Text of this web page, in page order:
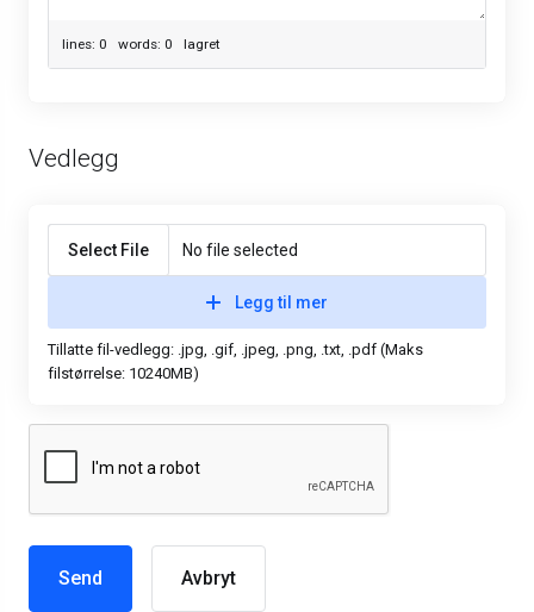
lines: 0 words: 0 lagret
Vedlegg
Select File No file selected
Legg til mer
Tillatte fil-vedlegg: .jpg, .gif, .jpeg, .png, .txt, .pdf (Maks
filstørrelse: 10240MB)
Avbryt